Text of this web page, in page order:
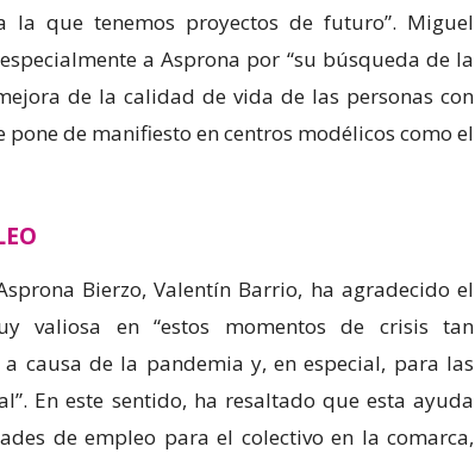
que tenemos proyectos de futuro”. Miguel
a Asprona por “su búsqueda de la
de la calidad de vida de las personas con
de manifiesto en centros modélicos como el
Bierzo, Valentín Barrio, ha agradecido el
valiosa en “estos momentos de crisis tan
causa de la pandemia y, en especial, para las
En este sentido, ha resaltado que esta ayuda
de empleo para el colectivo en la comarca,